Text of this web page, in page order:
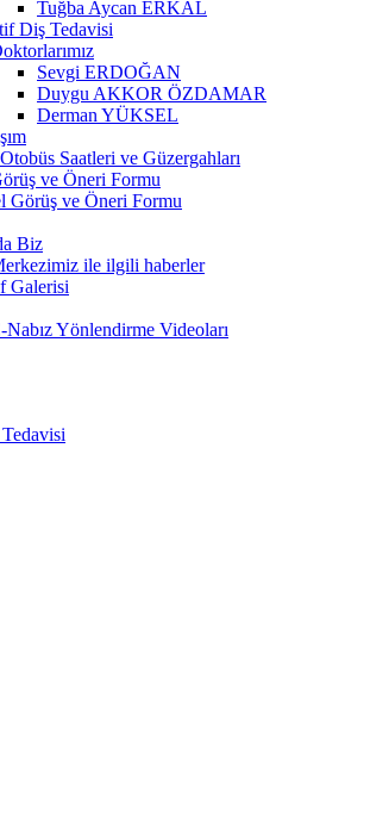
Tuğba Aycan ERKAL
Diş Tedavisi
Sevgi ERDOĞAN
Duygu AKKOR ÖZDAMAR
Derman YÜKSEL
Saatleri ve Güzergahları
ve Öneri Formu
Görüş ve Öneri Formu
Biz
ile ilgili haberler
Galerisi
Nabız Yönlendirme Videoları